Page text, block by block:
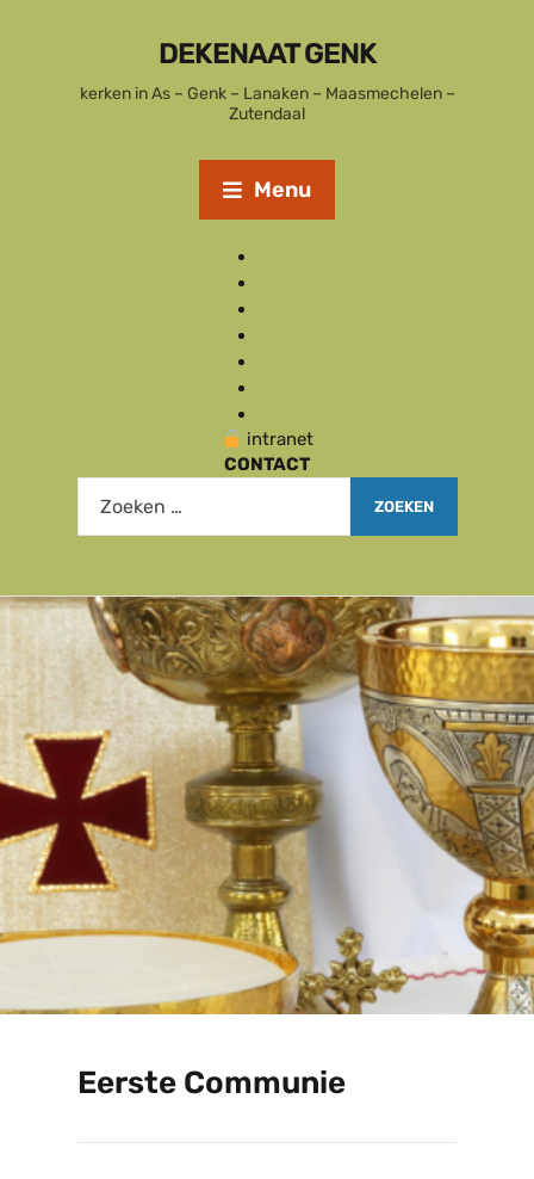
DEKENAAT GENK
kerken in As – Genk – Lanaken – Maasmechelen –
Zutendaal
Menu
intranet
CONTACT
Eerste Communie